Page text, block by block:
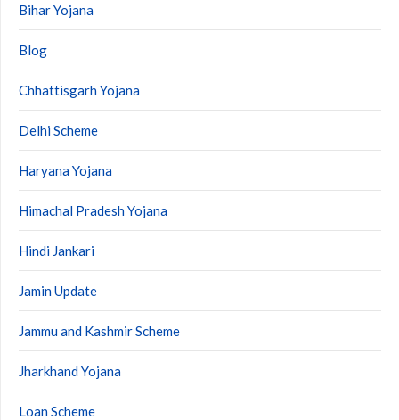
Bihar Yojana
Blog
Chhattisgarh Yojana
Delhi Scheme
Haryana Yojana
Himachal Pradesh Yojana
Hindi Jankari
Jamin Update
Jammu and Kashmir Scheme
Jharkhand Yojana
Loan Scheme